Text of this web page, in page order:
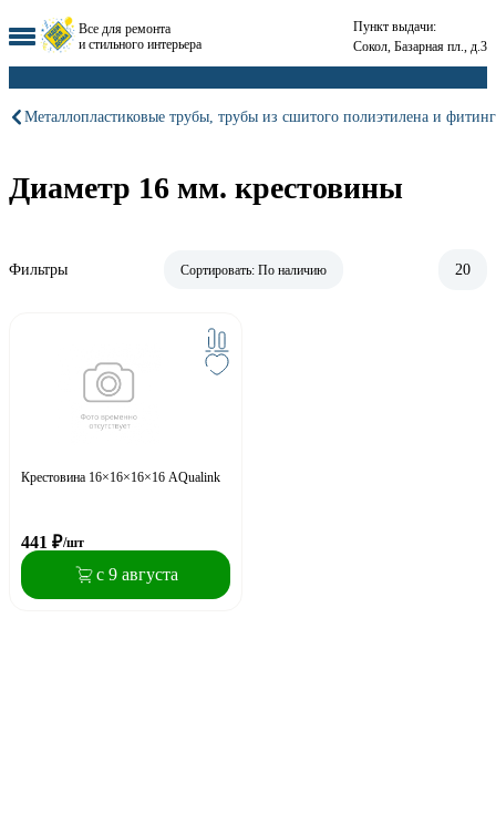
Все для ремонта
и стильного интерьера
Пункт выдачи:
Сокол, Базарная пл., д.3
Металлопластиковые трубы, трубы из сшитого полиэтилена и
Диаметр 16 мм. крестовины
Фильтры Сортировать: По наличию 20
Крестовина 16×16×16×16 AQualink
441 ₽/шт
с 9 августа